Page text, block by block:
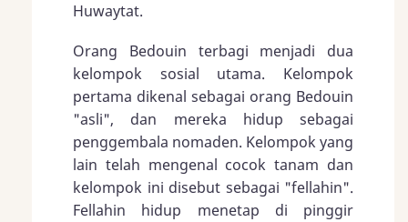
Huwaytat.
Orang Bedouin terbagi menjadi dua
kelompok sosial utama. Kelompok
pertama dikenal sebagai orang Bedouin
"asli", dan mereka hidup sebagai
penggembala nomaden. Kelompok yang
lain telah mengenal cocok tanam dan
kelompok ini disebut sebagai "fellahin".
Fellahin hidup menetap di pinggir